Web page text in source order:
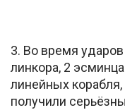
3. Во время
линкора, 2
линейных
получили